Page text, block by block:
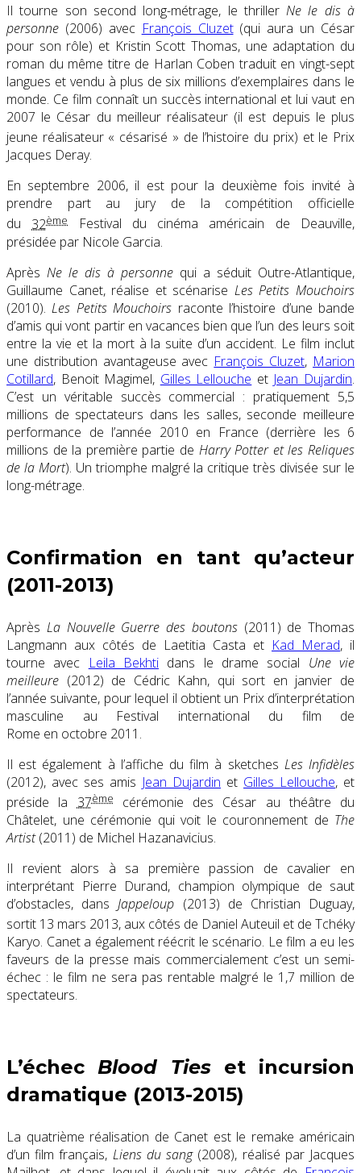
Il tourne son second long-métrage, le thrillerNe le dis à
personne (2006) avec François Cluzet(qui aura un César
pour son rôle) et Kristin Scott Thomas, une adaptation du
roman du même titre de Harlan Coben traduit en vingt-sept
langues et vendu à plus de six millions d’exemplaires dans le
monde. Ce film connaît un succès international et lui vaut en
2007 le César du meilleur réalisateur (il est depuis le plus
jeune réalisateur « césarisé » de l’histoire du prix) et le Prix
Jacques Deray.
En septembre 2006, il est pour la deuxième fois invité à
prendre part au jury de la compétition officielle
du 32ème
Festival du cinéma américain de Deauville,
présidée par Nicole Garcia.
Après Ne le dis à personne qui a séduit Outre-Atlantique,
Guillaume Canet, réalise et scénarise Les Petits Mouchoirs
(2010).Les Petits Mouchoirs raconte l’histoire d’une bande
d’amis qui vont partir en vacances bien que l’un des leurs soit
entre la vie et la mort à la suite d’un accident. Le film inclut
une distribution avantageuse avec François Cluzet, Marion
Cotillard, Benoit Magimel, Gilles Lellouche et Jean Dujardin.
C’est un véritable succès commercial : pratiquement 5,5
millions de spectateurs dans les salles, seconde meilleure
performance de l’année 2010 en France (derrière les 6
millions de la première partie de Harry Potter et les Reliques
de la Mort). Un triomphe malgré la critique très divisée sur le
long-métrage.
Confirmation en tant qu’acteur
(2011-2013)
Après La Nouvelle Guerre des boutons(2011) de Thomas
Langmann aux côtés de Laetitia Casta et Kad Merad, il
tourne avec Leila Bekhti dans le drame social Une vie
meilleure (2012) de Cédric Kahn, qui sort en janvier de
l’année suivante, pour lequel il obtient un Prix d’interprétation
masculine au Festival international du film de
Rome en octobre 2011 .
Il est également à l’affiche du film à sketches Les Infidèles
(2012), avec ses amis Jean Dujardin et Gilles Lellouche, et
préside la 37ème
cérémonie des César au théâtre du
Châtelet, une cérémonie qui voit le couronnement de The
Artist(2011) de Michel Hazanavicius.
Il revient alors à sa première passion de cavalier en
interprétant Pierre Durand, champion olympique de saut
d’obstacles, dansJappeloup (2013) de Christian Duguay,
sortit 13 mars 2013, aux côtés de Daniel Auteuil et de Tchéky
Karyo. Canet a également réécrit le scénario. Le film a eu les
faveurs de la presse mais commercialement c’est un semi-
échec : le film ne sera pas rentable malgré le 1,7 million de
spectateurs.
L’échecBlood Tieset incursion
dramatique (2013-2015)
La quatrième réalisation de Canet est le remake américain
d’un film français, Liens du sang (2008), réalisé par Jacques